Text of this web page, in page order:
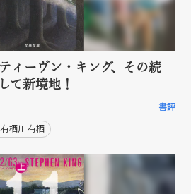
ィーヴン・キング、その続
て新境地！
書評
栖川 有栖